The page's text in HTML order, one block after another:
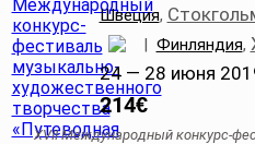
Швеция,
| Финляндия,
24 — 28 июня
214€
XVII Международный конкурс-